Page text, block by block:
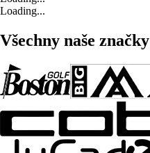
Loading...
Všechny naše značky